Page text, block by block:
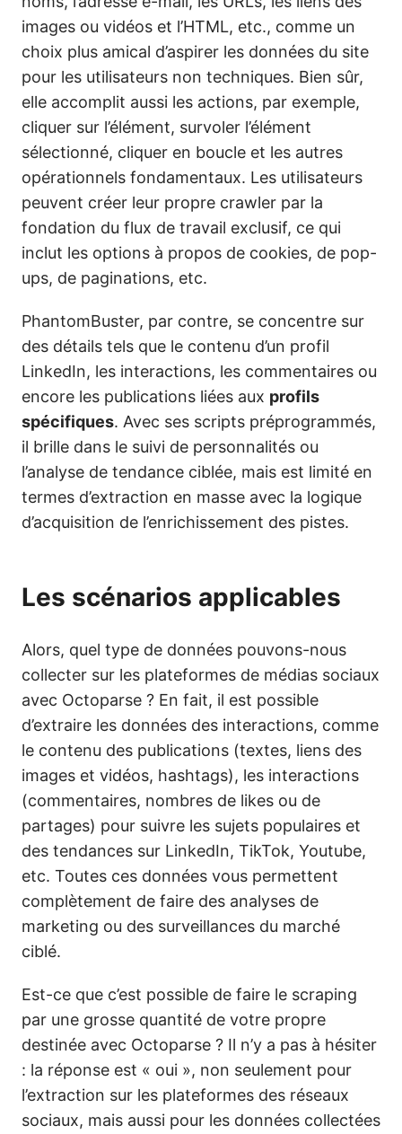
images ou vidéos et l’HTML, etc., comme un
choix plus amical d’aspirer les données du site
pour les utilisateurs non techniques. Bien sûr,
elle accomplit aussi les actions, par exemple,
cliquer sur l’élément, survoler l’élément
sélectionné, cliquer en boucle et les autres
opérationnels fondamentaux. Les utilisateurs
peuvent créer leur propre crawler par la
fondation du flux de travail exclusif, ce qui
inclut les options à propos de cookies, de pop-
ups, de paginations, etc.
PhantomBuster, par contre, se concentre sur
des détails tels que le contenu d’un profil
LinkedIn, les interactions, les commentaires ou
encore les publications liées aux profils
spécifiques. Avec ses scripts préprogrammés,
il brille dans le suivi de personnalités ou
l’analyse de tendance ciblée, mais est limité en
termes d’extraction en masse avec la logique
d’acquisition de l’enrichissement des pistes.
Les scénarios applicables
Alors, quel type de données pouvons-nous
collecter sur les plateformes de médias sociaux
avec Octoparse ? En fait, il est possible
d’extraire les données des interactions, comme
le contenu des publications (textes, liens des
images et vidéos, hashtags), les interactions
(commentaires, nombres de likes ou de
partages) pour suivre les sujets populaires et
des tendances sur LinkedIn, TikTok, Youtube,
etc. Toutes ces données vous permettent
complètement de faire des analyses de
marketing ou des surveillances du marché
ciblé.
Est-ce que c’est possible de faire le scraping
par une grosse quantité de votre propre
destinée avec Octoparse ? Il n’y a pas à hésiter
: la réponse est « oui », non seulement pour
l’extraction sur les plateformes des réseaux
sociaux, mais aussi pour les données collectées